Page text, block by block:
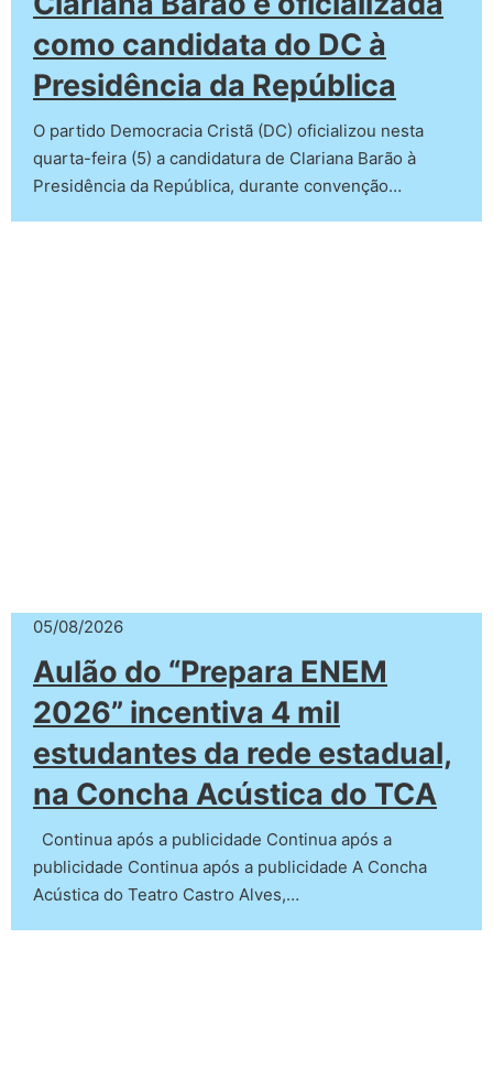
como candidata do DC à
Presidência da República
O partido Democracia Cristã (DC) oficializou nesta
quarta-feira (5) a candidatura de Clariana Barão à
Presidência da República, durante convenção…
05/08/2026
Aulão do “Prepara ENEM
2026” incentiva 4 mil
estudantes da rede estadual,
na Concha Acústica do TCA
Continua após a publicidade Continua após a
publicidade Continua após a publicidade A Concha
Acústica do Teatro Castro Alves,…